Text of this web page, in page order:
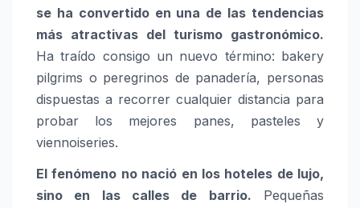
se ha convertido en una de las tendencias
más atractivas del turismo gastronómico.
Ha traído consigo un nuevo término: bakery
pilgrims o peregrinos de panadería, personas
dispuestas a recorrer cualquier distancia para
probar los mejores panes, pasteles y
viennoiseries.
El fenómeno no nació en los hoteles de lujo,
sino en las calles de barrio. Pequeñas